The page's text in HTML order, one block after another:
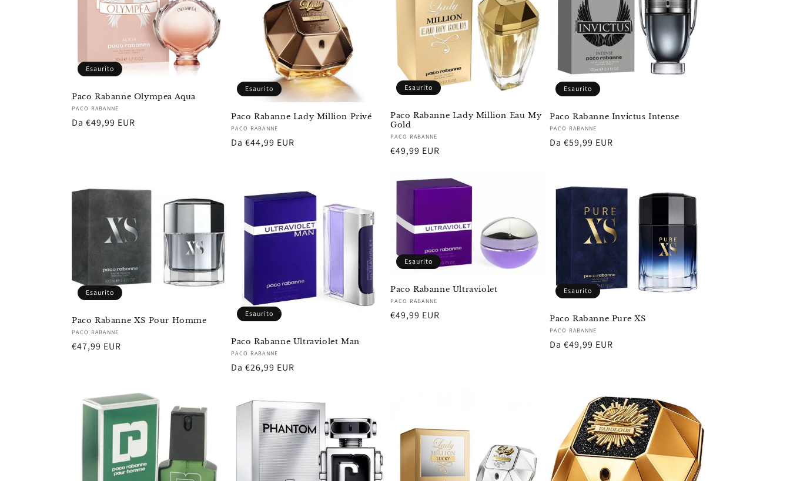
Esaurito
Paco Rabanne Olympea Aqua
Fornitore:
PACO RABANNE
Prezzo
Da €49,99 EUR
Esaurito
Paco Rabanne Lady Million Privé
Fornitore:
PACO RABANNE
Prezzo
Da €44,99 EUR
Esaurito
Paco Rabanne Lady Million Eau My
Gold
Fornitore:
PACO RABANNE
Prezzo
listino
€49,99 EUR
Esaurito
Paco Rabanne Invictus Intense
Fornitore:
PACO RABANNE
Prezzo
Da €59,99 EUR
Esaurito
Paco Rabanne XS Pour Homme
Fornitore:
PACO RABANNE
Prezzo
€47,99 EUR
Esaurito
Paco Rabanne Ultraviolet Man
Fornitore:
PACO RABANNE
Prezzo
Da €26,99 EUR
Esaurito
Paco Rabanne Ultraviolet
Fornitore:
PACO RABANNE
Prezzo
€49,99 EUR
Esaurito
Paco Rabanne Pure XS
Fornitore:
PACO RABANNE
Prezzo
Da €49,99 EUR